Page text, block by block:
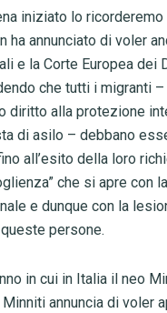
iniziato lo ricorderemo
ha annunciato di voler
e la Corte Europea dei
che tutti i migranti
diritto alla protezione
di asilo – debbano
all’esito della loro
che si apre con
e dunque con la
persone.
in cui in Italia il neo
annuncia di voler